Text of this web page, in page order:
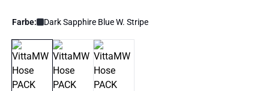
Farbe: Dark Sapphire Blue W. Stripe